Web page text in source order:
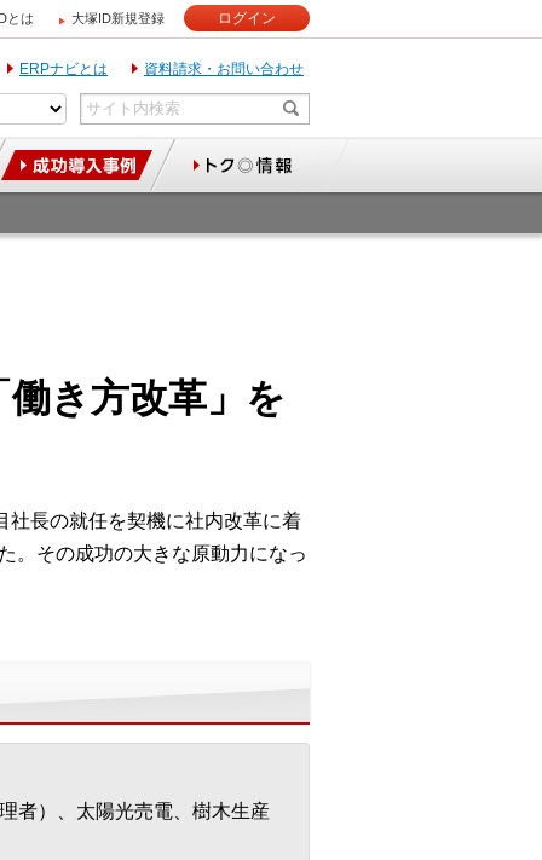
とは 大塚ID新規登録 ログイン
ERPナビとは 資料請求・お問い合わせ
き方改革」を
社長の就任を契機に社内改革に着
。その成功の大きな原動力になっ
者）、太陽光売電、樹木生産